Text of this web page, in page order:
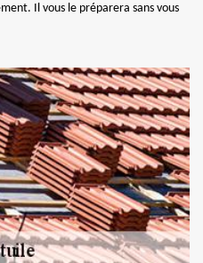
Il vous le préparera sans vous